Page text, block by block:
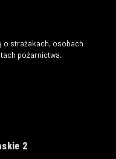
o strażakach, osobach
pożarnictwa.
2